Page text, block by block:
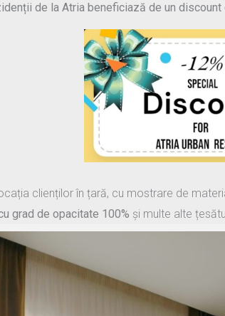
de la Atria beneficiază de un discount
clienților în țară, cu mostrare de
grad de opacitate 100% și multe alte